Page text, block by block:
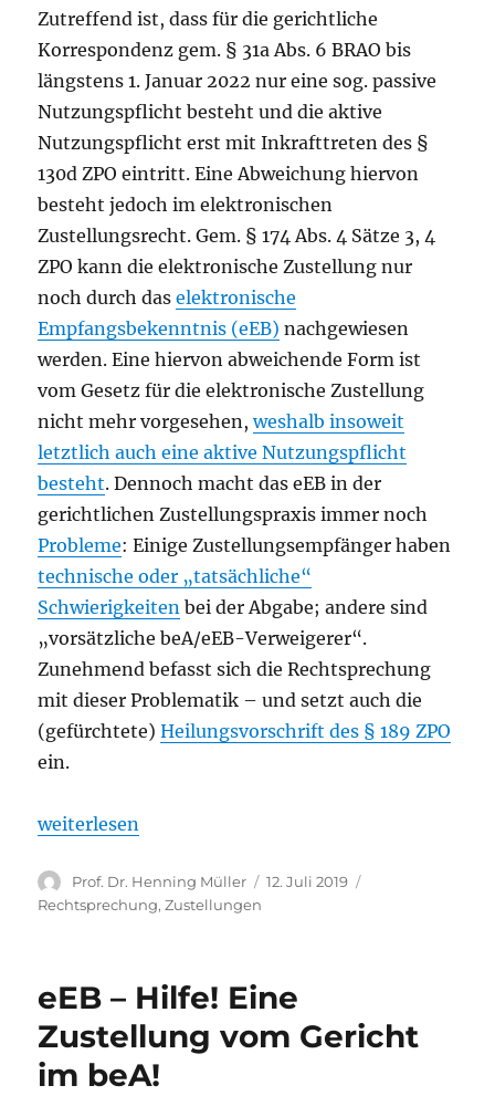
Zutreffend ist, dass für die gerichtliche
Korrespondenz gem. § 31a Abs. 6 BRAO bis
längstens 1. Januar 2022 nur eine sog. passive
Nutzungspflicht besteht und die aktive
Nutzungspflicht erst mit Inkrafttreten des §
130d ZPO eintritt. Eine Abweichung hiervon
besteht jedoch im elektronischen
Zustellungsrecht. Gem. § 174 Abs. 4 Sätze 3, 4
ZPO kann die elektronische Zustellung nur
noch durch daselektronische
Empfangsbekenntnis (eEB) nachgewiesen
werden. Eine hiervon abweichende Form ist
vom Gesetz für die elektronische Zustellung
nicht mehr vorgesehen,weshalb insoweit
letztlich auch eine aktive Nutzungspflicht
besteht. Dennoch macht das eEB in der
gerichtlichen Zustellungspraxis immer noch
Probleme: Einige Zustellungsempfänger haben
technische oder „tatsächliche“
Schwierigkeiten bei der Abgabe; andere sind
„vorsätzliche beA/eEB-Verweigerer“.
Zunehmend befasst sich die Rechtsprechung
mit dieser Problematik – und setzt auch die
(gefürchtete)Heilungsvorschrift des § 189 ZPO
ein.
„Das voluntative Element des (e)EB in der
weiterlesen
Autor
Prof. Dr. Henning Müller
Veröffentlicht
12. Juli 2019
Rechtsprechung,Zustellungen
eEB – Hilfe! Eine
Zustellung vom Gericht
im beA!